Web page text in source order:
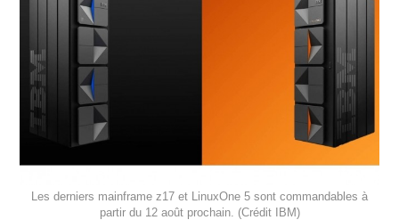
Les derniers mainframe z17 et LinuxOne 5 sont commandables à
partir du 12 août prochain. (Crédit IBM)